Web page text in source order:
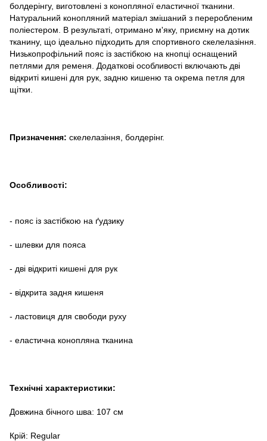
болдерінгу, виготовлені з конопляної еластичної тканини.
Натуральний конопляний матеріал змішаний з переробленим
поліестером. В результаті, отримано м'яку, приємну на дотик
тканину, що ідеально підходить для спортивного скелелазіння.
Низькопрофільний пояс із застібкою на кнопці оснащений
петлями для ременя. Додаткові особливості включають дві
відкриті кишені для рук, задню кишеню та окрема петля для
щітки.
Призначення: скелелазіння, болдерінг.
Особливості:
- пояс із застібкою на ґудзику
- шлевки для пояса
- дві відкриті кишені для рук
- відкрита задня кишеня
- ластовиця для свободи руху
- еластична конопляна тканина
Технічні характеристики:
Довжина бічного шва: 107 см
Крій: Regular